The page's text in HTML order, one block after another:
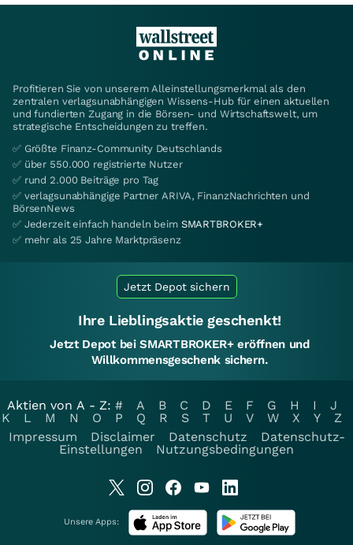
Profitieren Sie von unserem Alleinstellungsmerkmal als den
zentralen verlagsunabhängigen Wissens-Hub für einen aktuellen
und fundierten Zugang in die Börsen- und Wirtschaftswelt, um
strategische Entscheidungen zu treffen.
✅ Größte Finanz-Community Deutschlands
✅ über 550.000 registrierte Nutzer
✅ rund 2.000 Beiträge pro Tag
✅ verlagsunabhängige Partner ARIVA, FinanzNachrichten und
BörsenNews
✅ Jederzeit einfach handeln beim SMARTBROKER+
✅ mehr als 25 Jahre Marktpräsenz
Jetzt Depot sichern
Ihre Lieblingsaktie geschenkt!
Jetzt Depot bei SMARTBROKER+ eröffnen und
Willkommensgeschenk sichern.
Aktien von A - Z: # A B C D E F G H I
J
K
L M N O P Q R S T U V W X Y
Z
Impressum
Disclaimer Datenschutz
Datenschutz-
Einstellungen
Nutzungsbedingungen
Unsere Apps: